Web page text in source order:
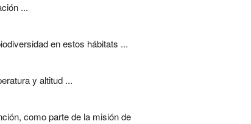
...
en estos hábitats ...
y altitud ...
como parte de la misión de